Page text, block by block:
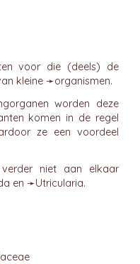
voor die (deels) de
kleine ➛organismen.
worden deze
komen in de regel
ze een voordeel
niet aan elkaar
en ➛Utricularia.